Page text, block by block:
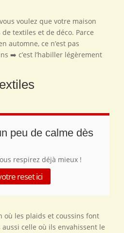
voulez que votre maison
textiles et de déco. Parce
automne, ce n’est pas
➡️ c’est l’habiller légèrement
peu de calme dès
respirez déjà mieux !
reset ici
où les plaids et coussins font
celle où ils envahissent le